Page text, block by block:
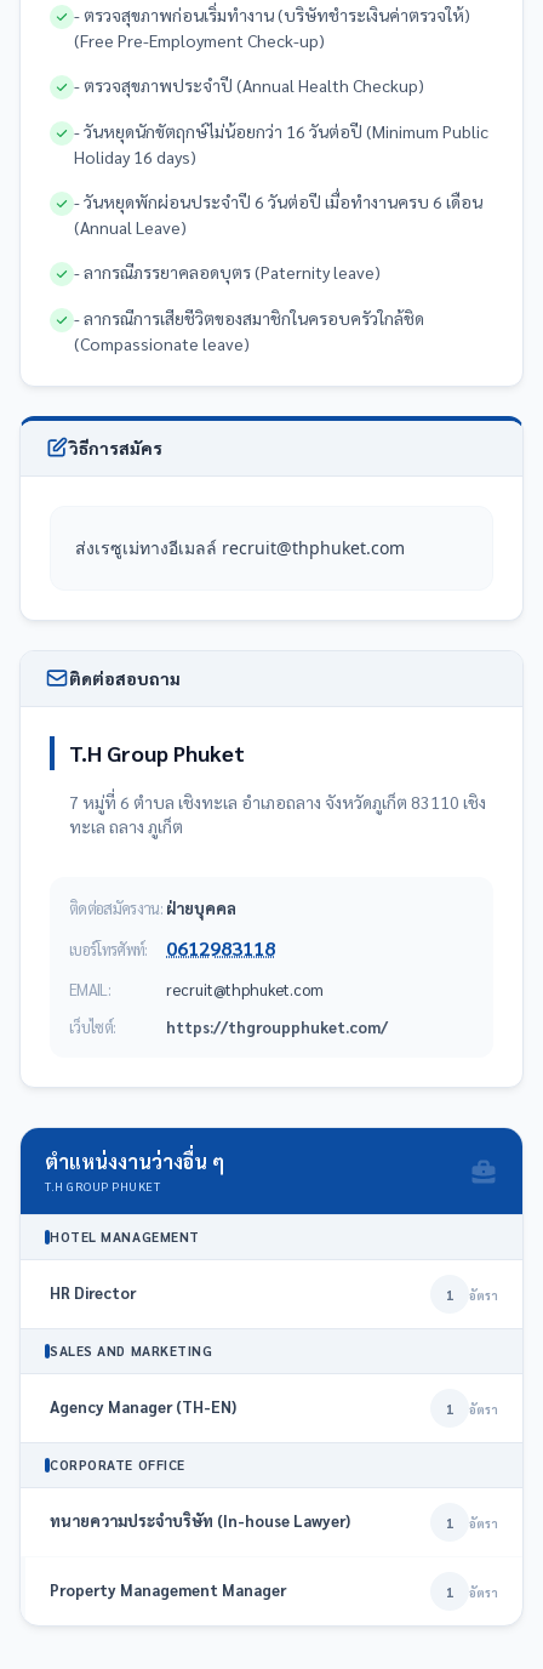
- ตรวจสุขภาพก่อนเริ่มทำงาน (บริษัทชำระเงินค่าตรวจให้)
(Free Pre-Employment Check-up)
- ตรวจสุขภาพประจำปี (Annual Health Checkup)
- วันหยุดนักขัตฤกษ์ไม่น้อยกว่า 16 วันต่อปี (Minimum Public
Holiday 16 days)
- วันหยุดพักผ่อนประจำปี 6 วันต่อปี เมื่อทำงานครบ 6 เดือน
(Annual Leave)
- ลากรณีภรรยาคลอดบุตร (Paternity leave)
- ลากรณีการเสียชีวิตของสมาชิกในครอบครัวใกล้ชิด
(Compassionate leave)
วิธีการสมัคร
ส่งเรซูเม่ทางอีเมลล์ recruit@thphuket.com
ติดต่อสอบถาม
T.H Group Phuket
7 หมู่ที่ 6 ตำบล เชิงทะเล อำเภอถลาง จังหวัดภูเก็ต 83110 เชิง
ทะเล ถลาง ภูเก็ต
ติดต่อสมัครงาน: ฝ่ายบุคคล
เบอร์โทรศัพท์:
0612983118
EMAIL:
moc.tekuhpht@tiurcer
เว็บไซต์:
https://thgroupphuket.com/
ตำแหน่งงานว่างอื่น ๆ
T.H GROUP PHUKET
HOTEL MANAGEMENT
HR Director 1 อัตรา
SALES AND MARKETING
Agency Manager (TH-EN) 1 อัตรา
CORPORATE OFFICE
ทนายความประจำบริษัท (In-house Lawyer) 1 อัตรา
Property Management Manager 1 อัตรา